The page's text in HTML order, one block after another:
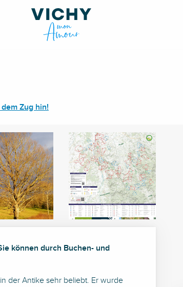
Zug hin!
können durch Buchen- und
der Antike sehr beliebt. Er wurde